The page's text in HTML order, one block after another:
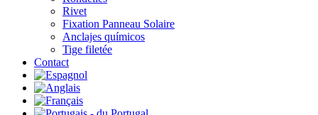
Rivet
Fixation Panneau Solaire
Anclajes químicos
Tige filetée
Contact